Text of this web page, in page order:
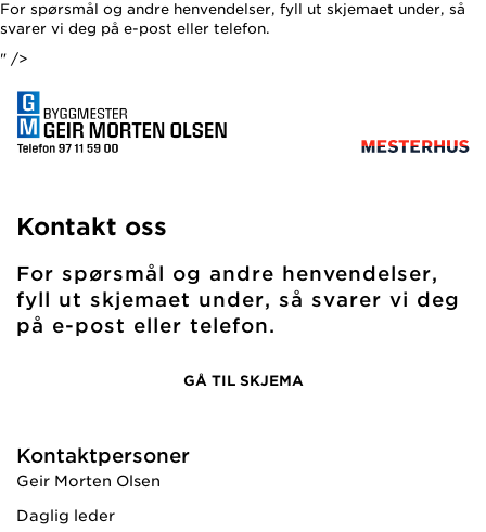
For spørsmål og andre henvendelser, fyll ut skjemaet under, så
svarer vi deg på e-post eller telefon.
" />
Kontakt oss
For spørsmål og andre henvendelser,
fyll ut skjemaet under, så svarer vi deg
på e-post eller telefon.
GÅ TIL SKJEMA
Kontaktpersoner
Geir Morten Olsen
Daglig leder